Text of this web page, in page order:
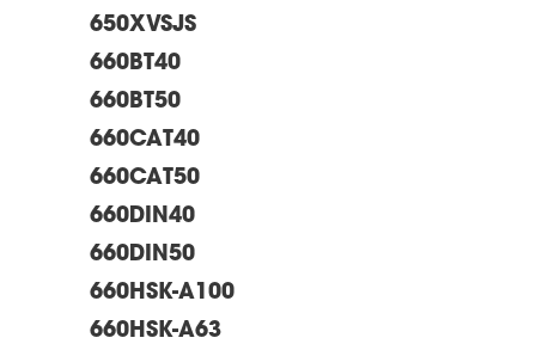
650XVSJS
660BT40
660BT50
660CAT40
660CAT50
660DIN40
660DIN50
660HSK-A100
660HSK-A63